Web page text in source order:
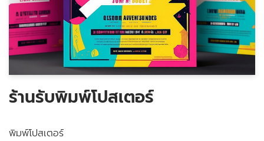
ร้านรับพิมพ์โปสเตอร์
พิมพ์โปสเตอร์